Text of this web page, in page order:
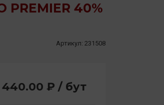
PREMIER 40%
Артикул: 231508
440.00 ₽ / бут